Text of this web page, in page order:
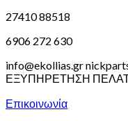
27410 88518
6906 272 630
info@ekollias.gr
ΕΞΥΠΗΡΕΤΗΣΗ
Επικοινωνία